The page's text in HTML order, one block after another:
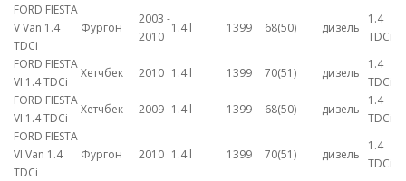
FORD FIESTA
V Van 1.4
TDCi
Фургон
2003 -
2010
1.4 l 1399 68(50) дизель
1.4
TDCi
FORD FIESTA
VI 1.4 TDCi
Хетчбек 2010 1.4 l 1399 70(51) дизель
1.4
TDCi
FORD FIESTA
VI 1.4 TDCi
Хетчбек 2009 1.4 l 1399 68(50) дизель
1.4
TDCi
FORD FIESTA
VI Van 1.4
TDCi
Фургон 2010 1.4 l 1399 70(51) дизель
1.4
TDCi